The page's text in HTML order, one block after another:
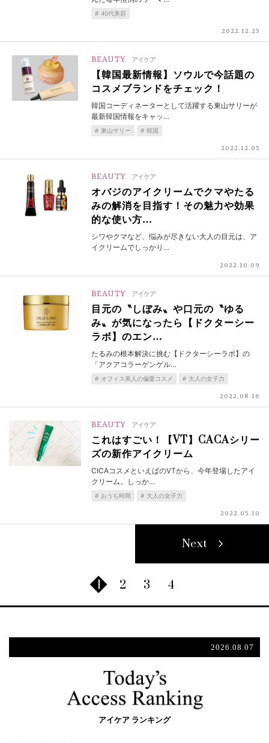
40代美容
2022.12.25
BEAUTY アイケア
【韓国最新情報】ソウルで今話題の
コスメブランドをチェック！
韓国コーディネーターとして活躍する東山サリーが
最新韓国情報をキャッ…
東山サリー 韓国
2022.12.05
BEAUTY アイケア
オバジのアイクリームでクマやたる
みの解消を目指す！その魅力や効果
的な使い方…
シワやクマなど、悩みが尽きない大人の目元は、ア
イクリームでしっかり…
2022.10.09
BEAUTY アイケア
目元の〝しぼみ〟や口元の〝ゆる
み〟が気になったら【ドクターシー
ラボ】のエン…
たるみの根本解決に挑む【ドクターシーラボ】の
「アクアコラーゲンゲル…
オフィス美人の偏愛コスメ 大人の女子力
2022.08.16
BEAUTY アイケア
これはすごい！【VT】CACAシリー
ズの新作アイクリーム
CICAコスメといえばのVTから、今年登場したアイ
クリーム。しっか…
おうち時間 大人の女子力
2022.05.10
1 2 3 4
Next
2026.08.07
アイケア ランキング